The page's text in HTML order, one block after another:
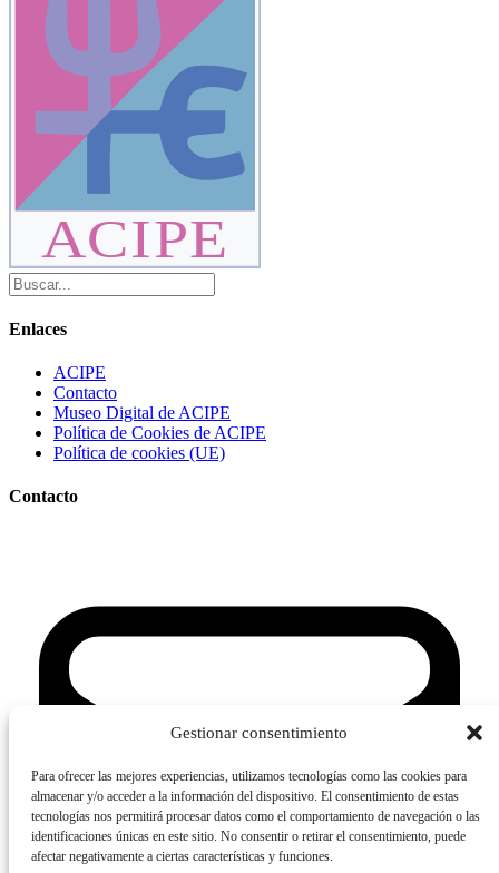
Gestionar consentimiento
Para ofrecer las mejores experiencias, utilizamos tecnologías como las cookies para
almacenar y/o acceder a la información del dispositivo. El consentimiento de estas
tecnologías nos permitirá procesar datos como el comportamiento de navegación o las
identificaciones únicas en este sitio. No consentir o retirar el consentimiento, puede
afectar negativamente a ciertas características y funciones.
ACIPE
Enlaces
ACIPE
Contacto
Museo Digital de ACIPE
Política de Cookies de ACIPE
Política de cookies (UE)
Contacto